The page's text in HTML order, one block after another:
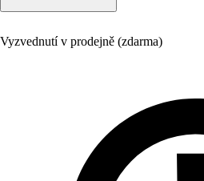
Vyzvednutí v prodejně (zdarma)